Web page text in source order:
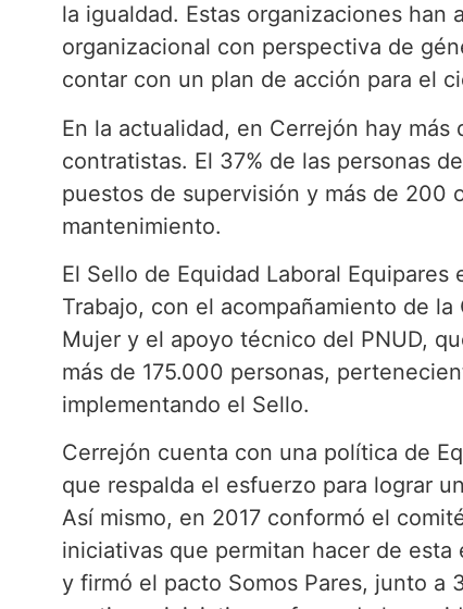
la igualdad. Estas organizaciones
organizacional con perspectiva de
contar con un plan de acción para el
En la actualidad, en Cerrejón hay
contratistas. El 37% de las personas
puestos de supervisión y más de 200
mantenimiento.
El Sello de Equidad Laboral
Trabajo, con el acompañamiento de
Mujer y el apoyo técnico del PNUD,
más de 175.000 personas,
implementando el Sello.
Cerrejón cuenta con una política de
que respalda el esfuerzo para lograr
Así mismo, en 2017 conformó el
iniciativas que permitan hacer de
y firmó el pacto Somos Pares, junto a